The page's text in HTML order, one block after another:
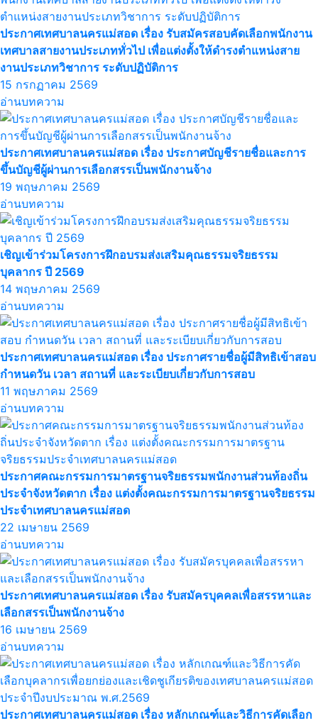
ประกาศเทศบาลนครแม่สอด เรื่อง รับสมัครสอบคัดเลือกพนักงาน
เทศบาลสายงานประเภททั่วไป เพื่อแต่งตั้งให้ดำรงตำแหน่งสาย
งานประเภทวิชาการ ระดับปฏิบัติการ
15 กรกฏาคม 2569
อ่านบทความ
ประกาศเทศบาลนครแม่สอด เรื่อง ประกาศบัญชีรายชื่อและการ
ขึ้นบัญชีผู้ผ่านการเลือกสรรเป็นพนักงานจ้าง
19 พฤษภาคม 2569
อ่านบทความ
เชิญเข้าร่วมโครงการฝึกอบรมส่งเสริมคุณธรรมจริยธรรม
บุคลากร ปี 2569
14 พฤษภาคม 2569
อ่านบทความ
ประกาศเทศบาลนครแม่สอด เรื่อง ประกาศรายชื่อผู้มีสิทธิเข้าสอบ
กำหนดวัน เวลา สถานที่ และระเบียบเกี่ยวกับการสอบ
11 พฤษภาคม 2569
อ่านบทความ
ประกาศคณะกรรมการมาตรฐานจริยธรรมพนักงานส่วนท้องถิ่น
ประจำจังหวัดตาก เรื่อง แต่งตั้งคณะกรรมการมาตรฐานจริยธรรม
ประจำเทศบาลนครแม่สอด
22 เมษายน 2569
อ่านบทความ
ประกาศเทศบาลนครแม่สอด เรื่อง รับสมัครบุคคลเพื่อสรรหาและ
เลือกสรรเป็นพนักงานจ้าง
16 เมษายน 2569
อ่านบทความ
ประกาศเทศบาลนครแม่สอด เรื่อง หลักเกณฑ์และวิธีการคัดเลือก